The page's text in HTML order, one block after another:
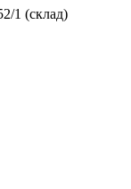
1 (склад)